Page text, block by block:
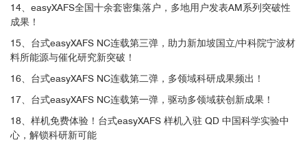
14、easyXAFS全国十余套密集落户，多地用户发表AM系列突破性
成果！
15、台式easyXAFS NC连载第三弹，助力新加坡国立/中科院宁波材
料所能源与催化研究新突破！
16、台式easyXAFS NC连载第二弹，多领域科研成果频出！
17、台式easyXAFS NC连载第一弹，驱动多领域获创新成果！
18、样机免费体验！台式easyXAFS 样机入驻 QD 中国科学实验中
心，解锁科研新可能